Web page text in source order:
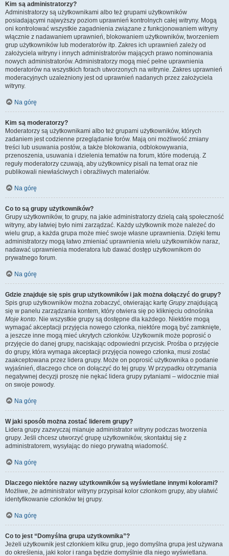
Kim są administratorzy?
Administratorzy są użytkownikami albo też grupami użytkowników
posiadającymi najwyższy poziom uprawnień kontrolnych całej witryny. Mogą
oni kontrolować wszystkie zagadnienia związane z funkcjonowaniem witryny
włącznie z nadawaniem uprawnień, blokowaniem użytkowników, tworzeniem
grup użytkowników lub moderatorów itp. Zakres ich uprawnień zależy od
założyciela witryny i innych administratorów mających prawo nominowania
nowych administratorów. Administratorzy mogą mieć pełne uprawnienia
moderatorów na wszystkich forach utworzonych na witrynie. Zakres uprawnień
moderacyjnych uzależniony jest od uprawnień nadanych przez założyciela
witryny.
Na górę
Kim są moderatorzy?
Moderatorzy są użytkownikami albo też grupami użytkowników, których
zadaniem jest codzienne przeglądanie forów. Mają oni możliwość zmiany
treści lub usuwania postów, a także blokowania, odblokowywania,
przenoszenia, usuwania i dzielenia tematów na forum, które moderują. Z
reguły moderatorzy czuwają, aby użytkownicy pisali na temat oraz nie
publikowali niewłaściwych i obraźliwych materiałów.
Na górę
Co to są grupy użytkowników?
Grupy użytkowników, to grupy, na jakie administratorzy dzielą całą społeczność
witryny, aby łatwiej było nimi zarządzać. Każdy użytkownik może należeć do
wielu grup, a każda grupa może mieć swoje własne uprawnienia. Dzięki temu
administratorzy mogą łatwo zmieniać uprawnienia wielu użytkowników naraz,
nadawać uprawnienia moderatora lub dawać dostęp użytkownikom do
prywatnego forum.
Na górę
Gdzie znajduje się spis grup użytkowników i jak można dołączyć do grupy?
Spis grup użytkowników można zobaczyć, otwierając kartę Grupyznajdującą
się w panelu zarządzania kontem, który otwiera się po kliknięciu odnośnika
Moje konto. Nie wszystkie grupy są dostępne dla każdego. Niektóre mogą
wymagać akceptacji przyjęcia nowego członka, niektóre mogą być zamknięte,
a jeszcze inne mogą mieć ukrytych członków. Użytkownik może poprosić o
przyjęcie do danej grupy, naciskając odpowiedni przycisk. Prośba o przyjęcie
do grupy, która wymaga akceptacji przyjęcia nowego członka, musi zostać
zaakceptowana przez lidera grupy. Może on poprosić użytkownika o podanie
wyjaśnień, dlaczego chce on dołączyć do tej grupy. W przypadku otrzymania
negatywnej decyzji proszę nie nękać lidera grupy pytaniami – widocznie miał
on swoje powody.
Na górę
W jaki sposób można zostać liderem grupy?
Lidera grupy zazwyczaj mianuje administrator witryny podczas tworzenia
grupy. Jeśli chcesz utworzyć grupę użytkowników, skontaktuj się z
administratorem, wysyłając do niego prywatną wiadomość.
Na górę
Dlaczego niektóre nazwy użytkowników są wyświetlane innymi kolorami?
Możliwe, że administrator witryny przypisał kolor członkom grupy, aby ułatwić
identyfikowanie członków tej grupy.
Na górę
Co to jest “Domyślna grupa użytkownika”?
Jeżeli użytkownik jest członkiem kilku grup, jego domyślna grupa jest używana
do określenia, jaki kolor i ranga będzie domyślnie dla niego wyświetlana.